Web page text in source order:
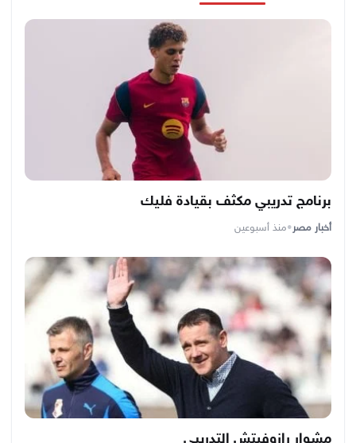
برنامج تدريبي مكثف بقيادة فليك
أخبار مصر•منذ أسبوعين